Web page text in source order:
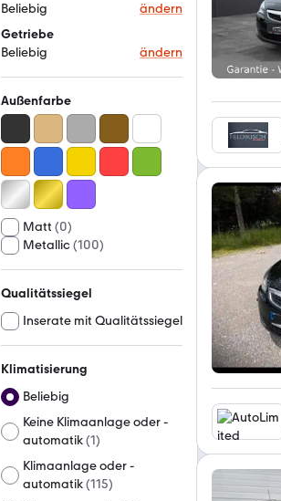
Beliebig
ändern
Getriebe
Beliebig
ändern
Außenfarbe
Matt (0)
Metallic(100)
Qualitätssiegel
Inserate mit Qualitätssiegel
Klimatisierung
Beliebig
Keine Klimaanlage oder -
automatik(1)
Klimaanlage oder -
automatik(115)